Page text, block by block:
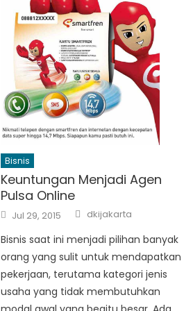
Bisnis
Keuntungan Menjadi Agen
Pulsa Online
Posted
on
Jul 29, 2015 Author
dkijakarta
Bisnis saat ini menjadi pilihan banyak
orang yang sulit untuk mendapatkan
pekerjaan, terutama kategori jenis
usaha yang tidak membutuhkan